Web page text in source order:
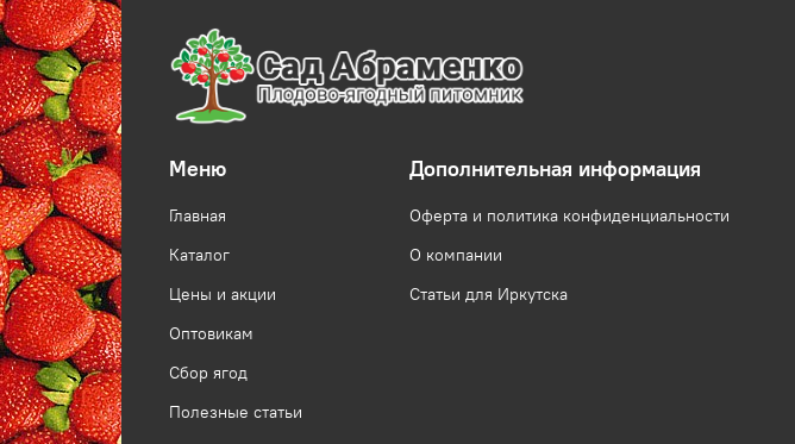
Меню
Главная
Каталог
Цены и акции
Оптовикам
Сбор ягод
Полезные статьи
Дополнительная информация
Оферта и политика конфиденциальности
О компании
Статьи для Иркутска